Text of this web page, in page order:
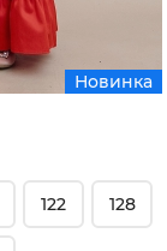
Новинка
122 128